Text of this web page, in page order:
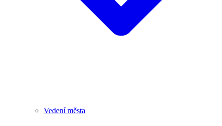
Vedení města